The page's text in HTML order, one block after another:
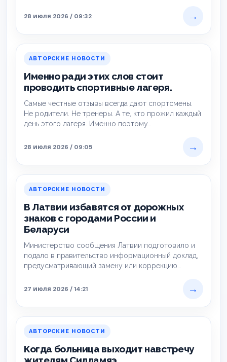
28 июля 2026 / 09:32
→
АВТОРСКИЕ НОВОСТИ
Именно ради этих слов стоит
проводить спортивные лагеря.
Самые честные отзывы всегда дают спортсмены.
Не родители. Не тренеры. А те, кто прожил каждый
день этого лагеря. Именно поэтому…
28 июля 2026 / 09:05 →
АВТОРСКИЕ НОВОСТИ
В Латвии избавятся от дорожных
знаков с городами России и
Беларуси
Министерство сообщения Латвии подготовило и
подало в правительство информационный доклад,
предусматривающий замену или коррекцию
27 июля 2026 / 14:21
→
АВТОРСКИЕ НОВОСТИ
Когда больница выходит навстречу